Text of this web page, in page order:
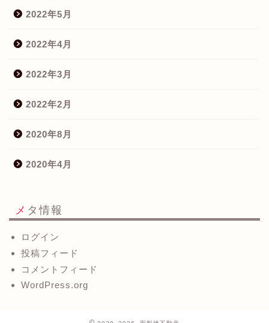
2022年5月
2022年4月
2022年3月
2022年2月
2020年8月
2020年4月
メタ情報
ログイン
投稿フィード
コメントフィード
WordPress.org